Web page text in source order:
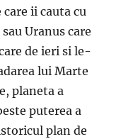
ii cauta cu
Uranus care
de ieri si le-
lui Marte
planeta a
puterea a
plan de